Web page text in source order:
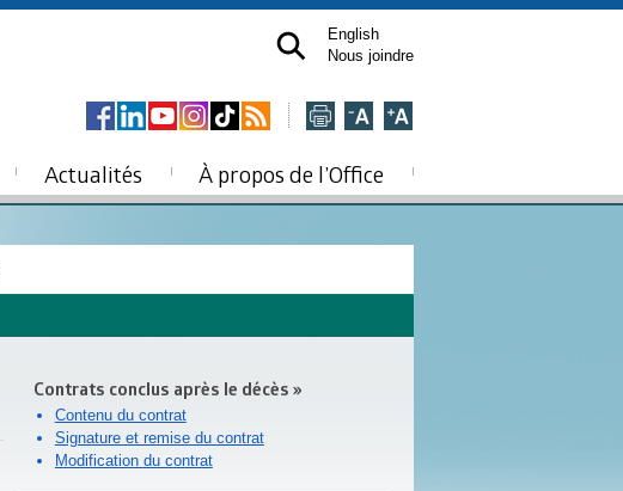
English
Nous joindre
Actualités À propos de l’Office
Contrats conclus après le décès »
Contenu du contrat
Signature et remise du contrat
Modification du contrat